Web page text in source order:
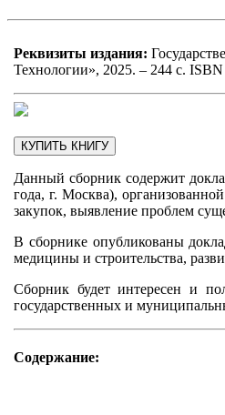
Реквизиты издания:
Технологии», 2025. – 244 с.
КУПИТЬ КНИГУ
Данный сборник содержит
года, г. Москва),
закупок, выявление проблем
В сборнике опубликованы
медицины и строительства,
Сборник будет интересен и
государственных и
Cодержание: